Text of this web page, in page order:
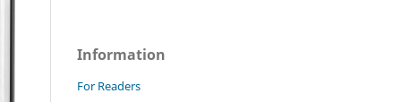
Information
For Readers